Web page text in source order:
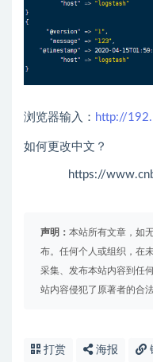
浏览器输入： http://
如何更改中文？
https://
声明： 本站所有文章，如
布。任何个人或组织，在
采集、发布本站内容到任
站内容侵犯了原著者的合
打赏 海报